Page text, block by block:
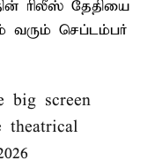
ரிலீஸ் தேதியை
வரும் செப்டம்பர்
big screen
theatrical